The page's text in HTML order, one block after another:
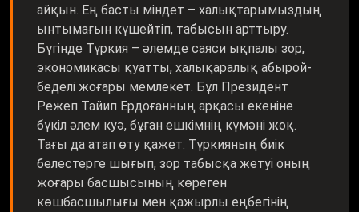
айқын. Ең басты міндет – халықтарымыздың
ынтымағын күшейтіп, табысын арттыру.
Бүгінде Түркия – әлемде саяси ықпалы зор,
экономикасы қуатты, халықаралық абырой-
беделі жоғары мемлекет. Бұл Президент
Режеп Тайип Ердоғанның арқасы екеніне
бүкіл әлем куә, бұған ешкімнің күмәні жоқ.
Тағы да атап өту қажет: Түркияның биік
белестерге шығып, зор табысқа жетуі оның
жоғары басшысының көреген
көшбасшылығы мен қажырлы еңбегінің